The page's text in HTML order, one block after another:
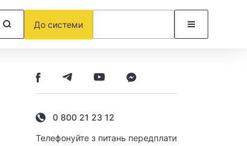
До системи
0 800 21 23 12
Телефонуйте з питань передплати